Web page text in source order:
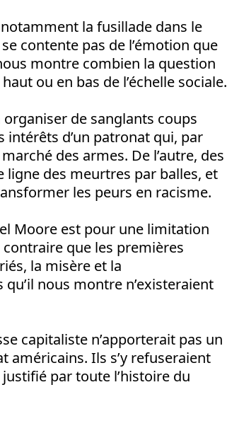
la fusillade dans le
contente pas de l’émotion que
montre combien la question
ou en bas de l’échelle sociale.
organiser de sanglants coups
intérêts d’un patronat qui, par
des armes. De l’autre, des
des meurtres par balles, et
les peurs en racisme.
Moore est pour une limitation
que les premières
la misère et la
nous montre n’existeraient
capitaliste n’apporterait pas un
américains. Ils s’y refuseraient
par toute l’histoire du